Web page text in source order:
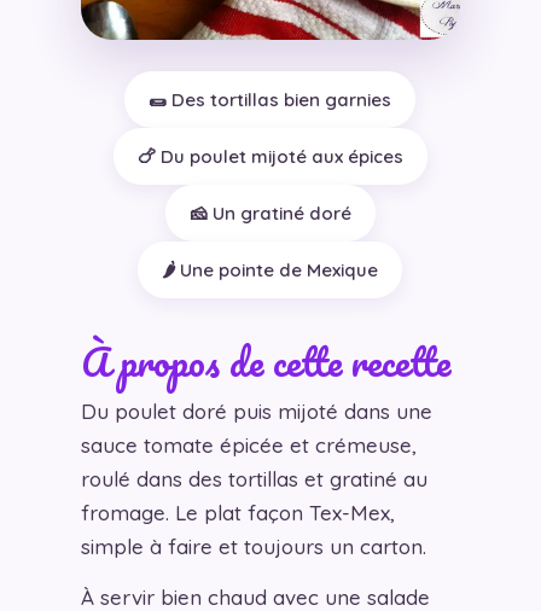
🌯 Des tortillas bien garnies
🍗 Du poulet mijoté aux épices
🧀 Un gratiné doré
🌶️ Une pointe de Mexique
À propos de cette recette
Du poulet doré puis mijoté dans une
sauce tomate épicée et crémeuse,
roulé dans des tortillas et gratiné au
fromage. Le plat façon Tex-Mex,
simple à faire et toujours un carton.
À servir bien chaud avec une salade